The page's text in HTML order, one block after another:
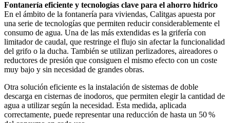
Fontanería eficiente y tecnologías clave para el ahorro hídrico
En el ámbito de la fontanería para viviendas, Calitgas apuesta por
una serie de tecnologías que permiten reducir considerablemente el
consumo de agua. Una de las más extendidas es la grifería con
limitador de caudal, que restringe el flujo sin afectar la funcionalidad
del grifo o la ducha. También se utilizan perlizadores, aireadores o
reductores de presión que consiguen el mismo efecto con un coste
muy bajo y sin necesidad de grandes obras.
Otra solución eficiente es la instalación de sistemas de doble
descarga en cisternas de inodoros, que permiten elegir la cantidad de
agua a utilizar según la necesidad. Esta medida, aplicada
correctamente, puede representar una reducción de hasta un 50 %